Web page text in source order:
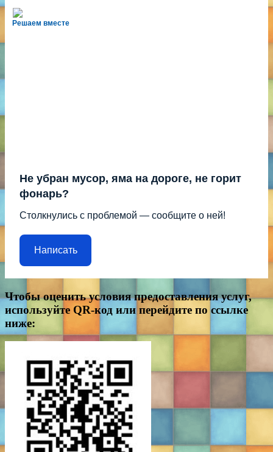
Решаем вместе
Не убран мусор, яма на дороге, не горит
фонарь?
Столкнулись с проблемой — сообщите о ней!
Написать
Чтобы оценить условия предоставления услуг,
используйте QR-код или перейдите по ссылке
ниже: